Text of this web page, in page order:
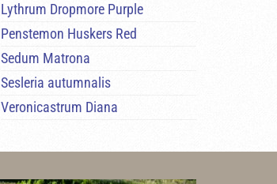
Lythrum Dropmore Purple
Penstemon Huskers Red
Sedum Matrona
Sesleria autumnalis
Veronicastrum Diana